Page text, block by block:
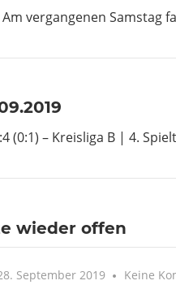
vergangenen Samstag
(0:1) – Kreisliga B | 4.
wieder offen
September 2019 Keine